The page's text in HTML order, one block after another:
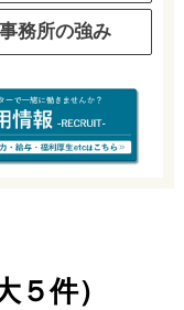
事務所の強み
件）